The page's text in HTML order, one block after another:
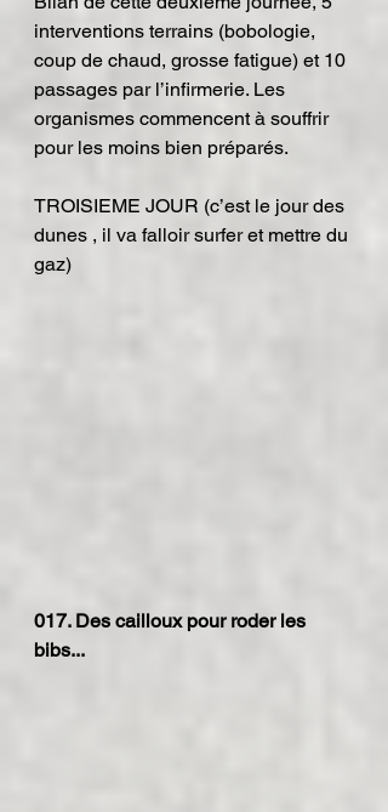
interventions terrains (bobologie,
coup de chaud, grosse fatigue) et 10
passages par l’infirmerie. Les
organismes commencent à souffrir
pour les moins bien préparés.
TROISIEME JOUR (c’est le jour des
dunes , il va falloir surfer et mettre du
gaz)
017. Des cailloux pour roder les
bibs...